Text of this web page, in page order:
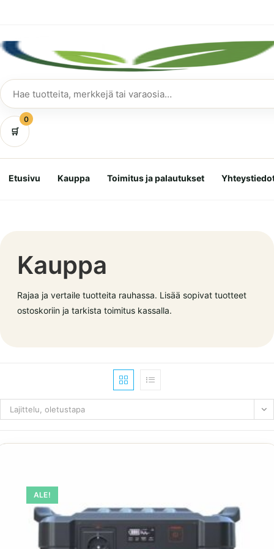
Hae
tuotteita
🛒
0
Etusivu Kauppa Toimitus ja palautukset
Kauppa
Rajaa ja vertaile tuotteita rauhassa. Lisää sopivat tuotteet
ostoskoriin ja tarkista toimitus kassalla.
Lajittelu, oletustapa
ALE!